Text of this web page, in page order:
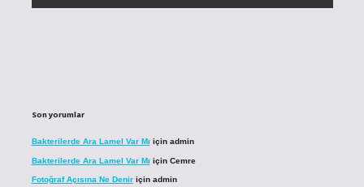
Son yorumlar
Bakterilerde Ara Lamel Var Mı için admin
Bakterilerde Ara Lamel Var Mı için Cemre
Fotoğraf Açısına Ne Deniriçin admin